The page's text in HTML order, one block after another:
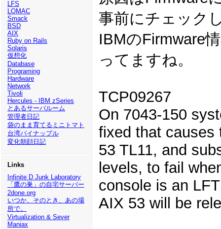
LFS
LOMAC
Smack
BSD
AIX
Ruby on Rails
Solaris
仮想化
Database
Programing
Hardware
Network
Tivoli
Hercules - IBM zSeries
とあるサーバルーム
管理者日記
袋のまま育てるミニトマト
台湾パイナップル
変化朝顔日記
Links
Infinite D Junk Laboratory
「鷹の巣」の自宅サーバー
2done.org
いつか、そのとき、あの場
所で。
Virtualization & Sever
Maniax
事前にチェック
IBMのFirmware
ってますね。
TCP09267
On 7043-150
fixed that causes
53 TL11, and
levels, to fail
console is an
AIX 53 will be